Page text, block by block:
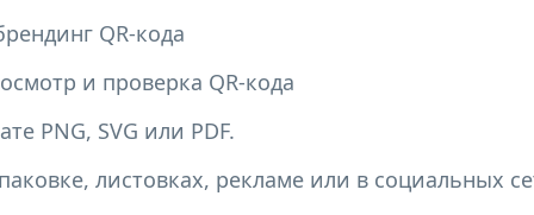
QR-кода
и проверка QR-кода
PNG, SVG или PDF.
листовках, рекламе или в социальных